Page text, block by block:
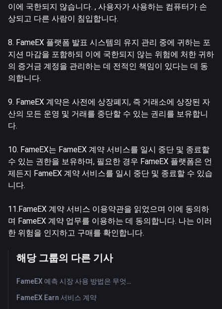
이에 국한되지 않습니다. , 사용자가 사용하는 컴퓨터가 손
상되고 다른 사람이 침입합니다.
8. FameEX 플랫폼 발표 시스템의 유지 관리 중에 귀하는 포
지션 마감을 포함하되 이에 국한되지 않는 위험에 처한 귀하
의 증거금 계정을 관리하는 데 전적인 책임이 있다는 데 동
의합니다.
9. FameEX 계약은 사전에 상장폐지, 즉 거래소에 상장된 자
산의 모든 운영 및 거래를 중단할 수 있는 권리를 보유합니
다.
10. FameEX는 FameEX 계약 서비스를 일시 중단 및 종료할
수 있는 권한을 보유하며, 필요한 경우 FameEX 플랫폼은 언
제든지 FameEX 계약 서비스를 일시 중단 및 종료할 수 있습
니다.
11.FameEX 계약 서비스 이용약관을 읽었으며 이에 동의하
며 FameEX 계약 업무를 이용하는 데 동의합니다. 나는 이러
한 위험을 인지하고 구매를 확인합니다.
해당 그룹의 다른 기사
FameEX 예측 시장 사용 방법은 무엇인가요? (웹)
FameEX Earn 서비스 계약